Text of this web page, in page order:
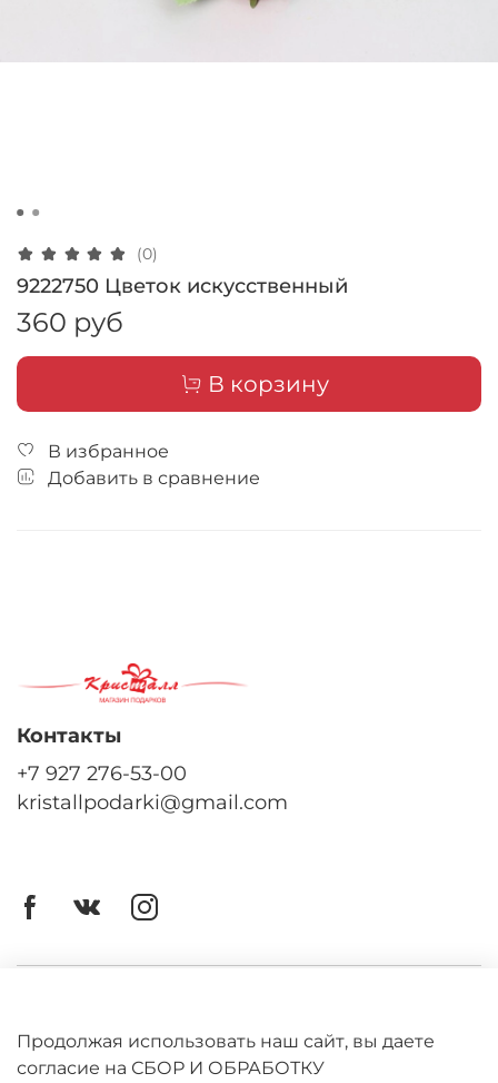
(0)
9222750 Цветок искусственный
360 руб
В корзину
В избранное
Добавить в сравнение
Оферта
Политика конфиденциальности
Контакты
+7 927 276-53-00
kristallpodarki@gmail.com
Продолжая использовать наш сайт, вы даете
согласие на СБОР И ОБРАБОТКУ